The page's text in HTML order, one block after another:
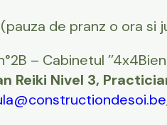
de pranz o ora si
– Cabinetul ’’4x4Bien
Reiki Nivel 3,